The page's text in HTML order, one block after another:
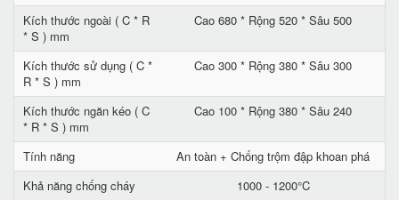
Kích thước ngoài ( C * R
* S ) mm
Cao 680 * Rộng 520 * Sâu 500
Kích thước sử dụng ( C *
R * S ) mm
Cao 300 * Rộng 380 * Sâu 300
Kích thước ngăn kéo ( C
* R * S ) mm
Cao 100 * Rộng 380 * Sâu 240
Tính năng
An toàn + Chống trộm đập khoan phá
Khả năng chống cháy
1000 - 1200°C